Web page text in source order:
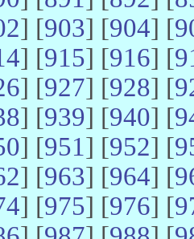
] [903] [904] [
] [915] [916] [
] [927] [928] [
] [939] [940] [
] [951] [952] [
] [963] [964] [
] [975] [976] [